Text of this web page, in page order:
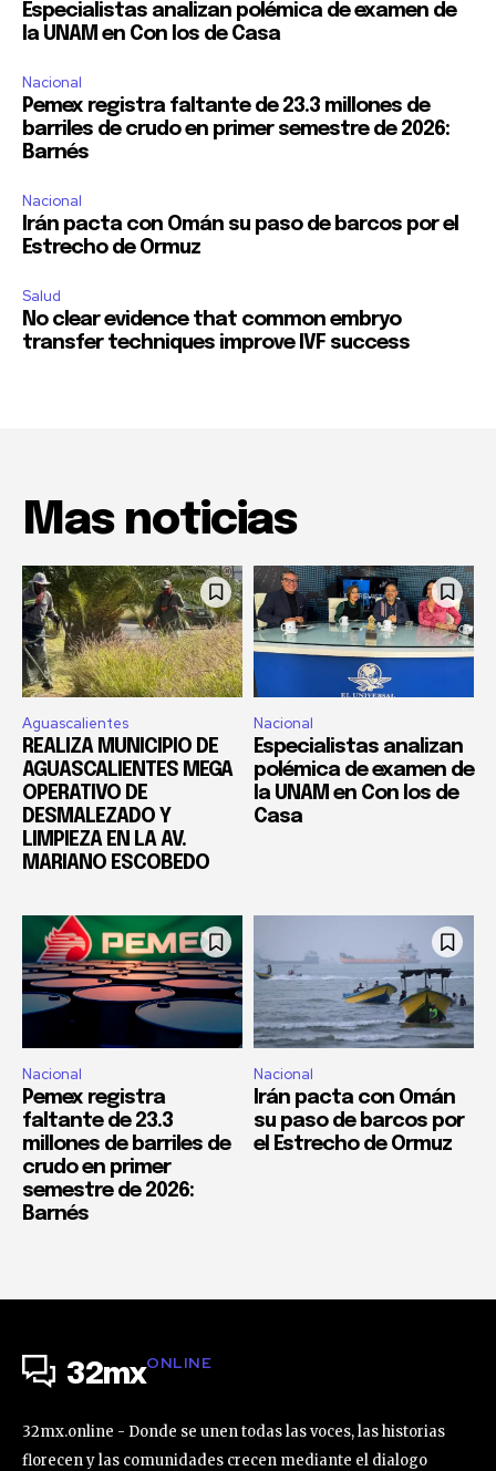
Especialistas analizan polémica de examen de
la UNAM en Con los de Casa
Nacional
Pemex registra faltante de 23.3 millones de
barriles de crudo en primer semestre de 2026:
Barnés
Nacional
Irán pacta con Omán su paso de barcos por el
Estrecho de Ormuz
Salud
No clear evidence that common embryo
transfer techniques improve IVF success
Mas noticias
Aguascalientes
REALIZA MUNICIPIO DE
AGUASCALIENTES MEGA
OPERATIVO DE
DESMALEZADO Y
LIMPIEZA EN LA AV.
MARIANO ESCOBEDO
Nacional
Especialistas analizan
polémica de examen de
la UNAM en Con los de
Casa
Nacional
Pemex registra
faltante de 23.3
millones de barriles de
crudo en primer
semestre de 2026:
Barnés
Nacional
Irán pacta con Omán
su paso de barcos por
el Estrecho de Ormuz
32mxONLINE
32mx.online - Donde se unen todas las voces, las historias
florecen y las comunidades crecen mediante el dialogo